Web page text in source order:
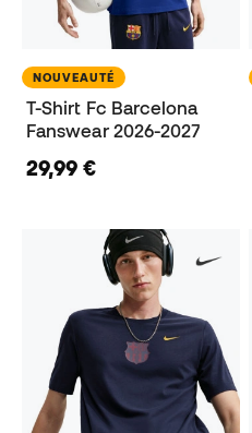
NOUVEAUTÉ
T-Shirt Fc Barcelona
Fanswear 2026-2027
29,99 €